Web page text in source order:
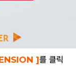
]를 클릭